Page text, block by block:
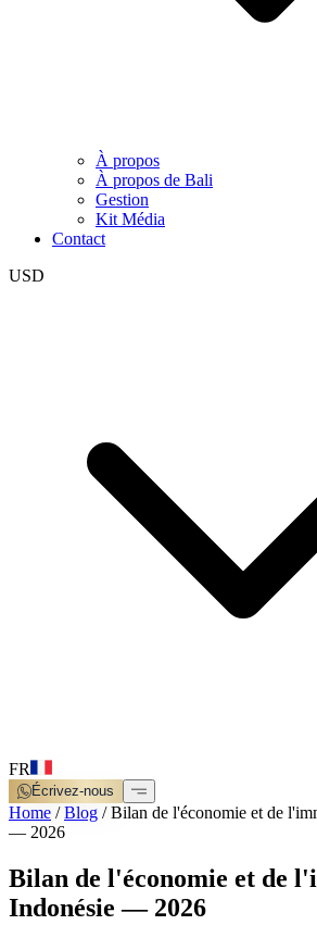
À propos
À propos de Bali
Gestion
Kit Média
Contact
USD
FR
Écrivez-nous
Home /Blog /Bilan de l'économie et de
— 2026
Bilan de l'économie et de
Indonésie — 2026